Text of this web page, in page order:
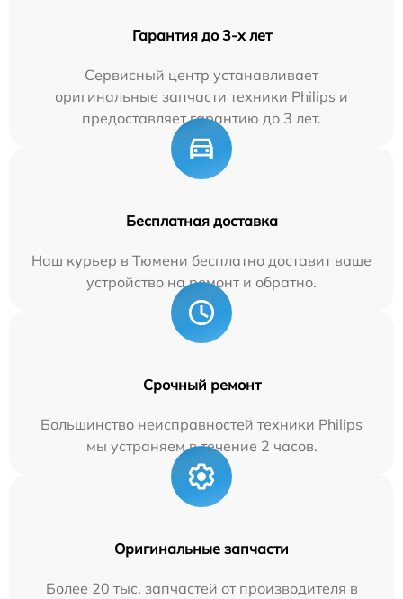
Гарантия до 3-х лет
Сервисный центр устанавливает
оригинальные запчасти техники Philips и
предоставляет гарантию до 3 лет.
Бесплатная доставка
Наш курьер в Тюмени бесплатно доставит ваше
устройство на ремонт и обратно.
Срочный ремонт
Большинство неисправностей техники Philips
мы устраняем в течение 2 часов.
Оригинальные запчасти
Более 20 тыс. запчастей от производителя в